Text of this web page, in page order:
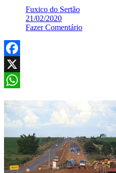
Fuxico do Sertão
21/02/2020
Fazer Comentário
Facebook
X